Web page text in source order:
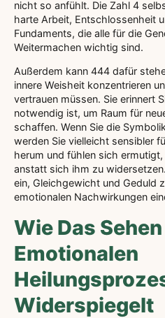
nicht so anfühlt. Die Zahl 4
harte Arbeit, Entschlossenheit
Fundaments, die alle für die
Weitermachen wichtig sind.
Außerdem kann 444 dafür
innere Weisheit konzentrieren
vertrauen müssen. Sie erinnert
notwendig ist, um Raum für
schaffen. Wenn Sie die
werden Sie vielleicht sensibler
herum und fühlen sich
anstatt sich ihm zu
ein, Gleichgewicht und Geduld
emotionalen Nachwirkungen
Wie Das
Emotionalen
Widerspiegelt